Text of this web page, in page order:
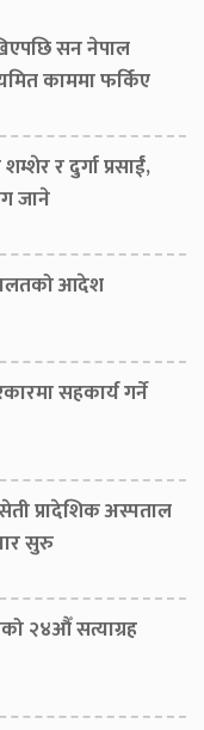
सन नेपाल
काममा फर्किए
र दुर्गा प्रसाईं,
जाने
आदेश
सहकार्य गर्ने
प्रादेशिक अस्पताल
सुरु
२४औँ सत्याग्रह